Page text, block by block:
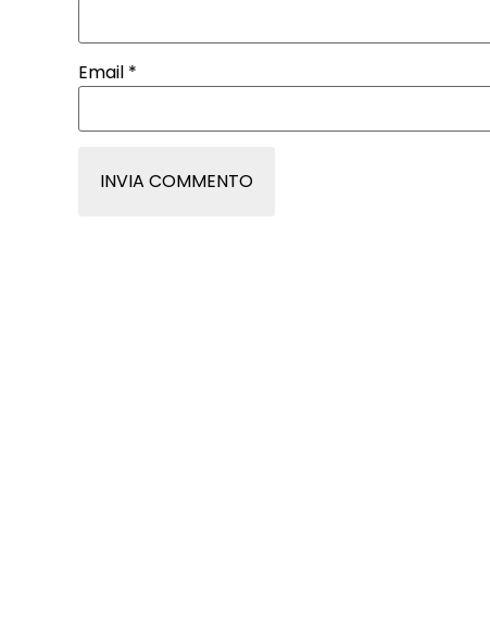
Email *